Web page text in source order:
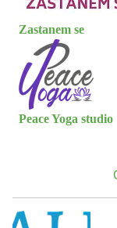
Zastanem se
Peace Yoga studio